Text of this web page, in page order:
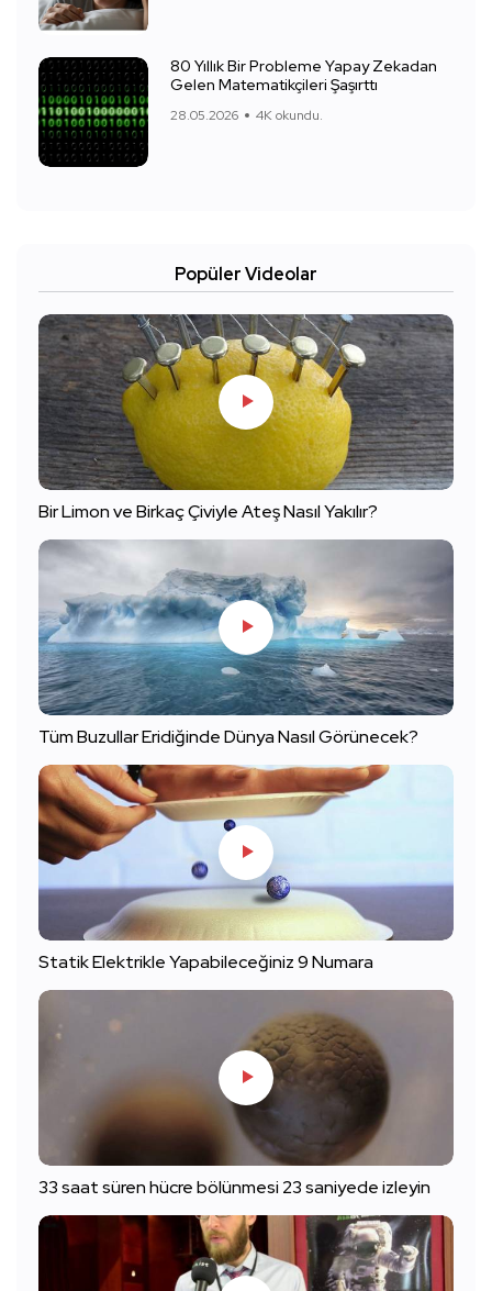
80 Yıllık Bir Probleme Yapay Zekadan
Gelen Matematikçileri Şaşırttı
28.05.2026 4K okundu.
Popüler Videolar
Bir Limon ve Birkaç Çiviyle Ateş Nasıl Yakılır?
Tüm Buzullar Eridiğinde Dünya Nasıl Görünecek?
Statik Elektrikle Yapabileceğiniz 9 Numara
33 saat süren hücre bölünmesi 23 saniyede izleyin